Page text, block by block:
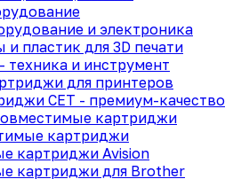
и электроника
и пластик для 3D печати
техника и инструмент
для принтеров
CET - премиум-качество
картриджи
картриджи
картриджи Avision
картриджи для Brother